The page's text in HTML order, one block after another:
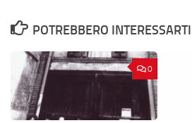
POTREBBERO
0